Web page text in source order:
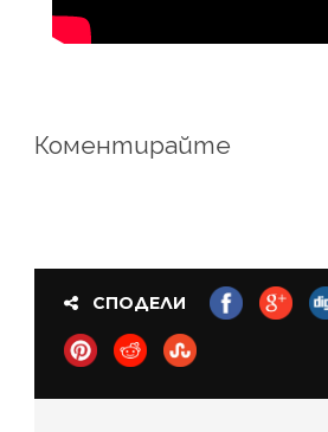
Коментирайте
СПОДЕЛИ